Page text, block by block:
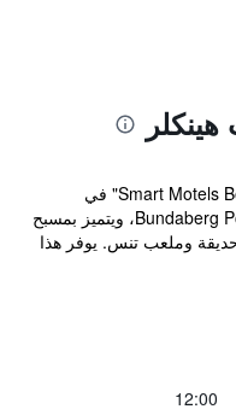
يقع مكان إقامة "Smart Motels Bert Hinkler Bundaberg" في
بوندابرج، على بعد 22 كم من Bundaberg Port Marina، ويتميز بمسبح
وملعب تنس. يوفر هذا
12:00